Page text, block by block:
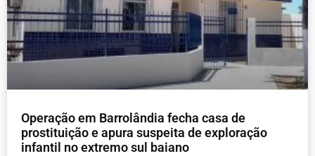
Operação em Barrolândia fecha casa de
prostituição e apura suspeita de exploração
infantil no extremo sul baiano